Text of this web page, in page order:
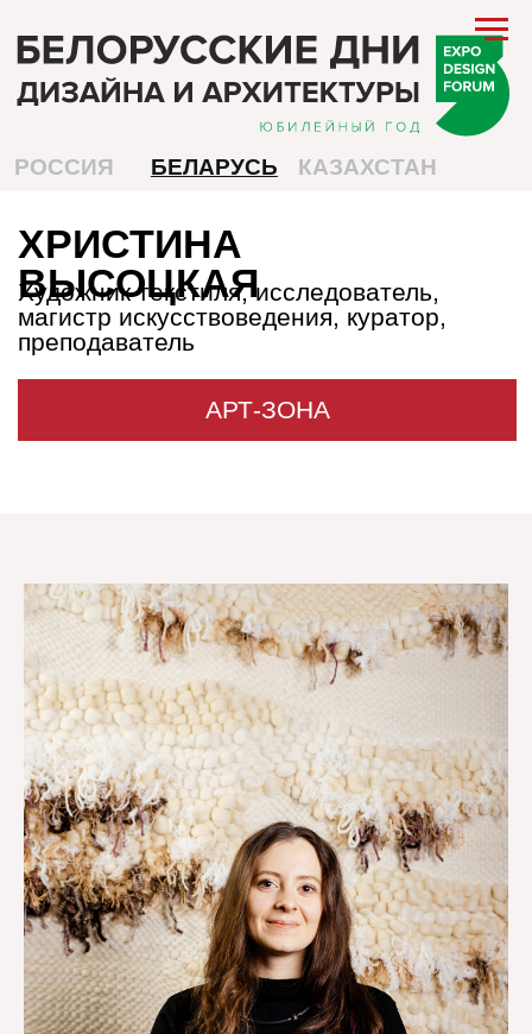
КАЗАХСТАН
АРТ-ЗОНА
ХРИСТИНА
магистр искусствоведения, куратор,
преподаватель